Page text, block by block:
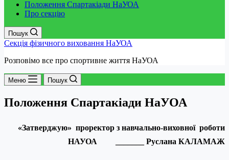
Положення Спартакіади НаУОА
Про секцію
Пошук
Секція фізичного виховання НаУОА
Розповімо все про спортивне життя НаУОА
Меню Пошук
Положення Спартакіади НаУОА
«Затверджую» проректор з навчально-виховної роботи
НАУОА _______ Руслана КАЛАМАЖ